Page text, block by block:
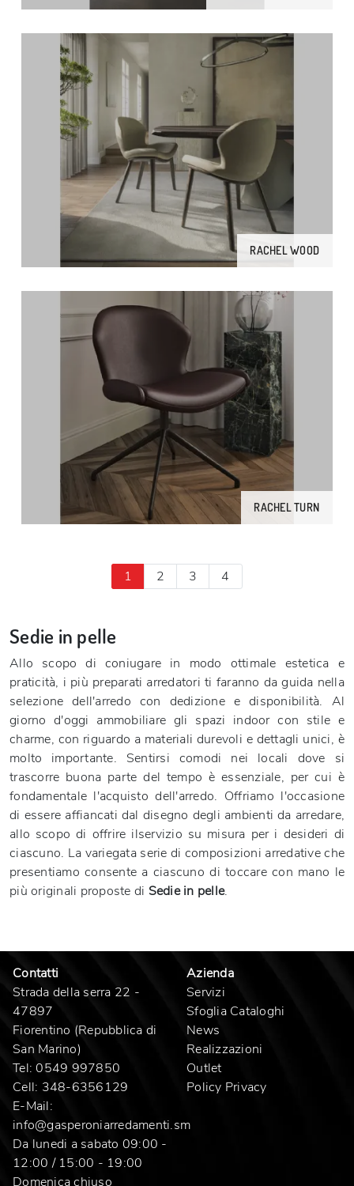
RACHEL WOOD
RACHEL TURN
1 2 3 4
Sedie in pelle
Allo scopo di coniugare in modo ottimale estetica e
praticità, i più preparati arredatori ti faranno da guida nella
selezione dell'arredo con dedizione e disponibilità. Al
giorno d'oggi ammobiliare gli spazi indoor con stile e
charme, con riguardo a materiali durevoli e dettagli unici, è
molto importante. Sentirsi comodi nei locali dove si
trascorre buona parte del tempo è essenziale, per cui è
fondamentale l'acquisto dell'arredo. Offriamo l'occasione
di essere affiancati dal disegno degli ambienti da arredare,
allo scopo di offrire ilservizio su misura per i desideri di
ciascuno. La variegata serie di composizioni arredative che
presentiamo consente a ciascuno di toccare con mano le
più originali proposte di Sedie in pelle.
Contatti
Strada della serra 22 -
47897
Fiorentino (Repubblica di
San Marino)
Tel: 0549 997850
Cell: 348-6356129
E-Mail:
info@gasperoniarredamenti.sm
Da lunedi a sabato 09:00 -
12:00 / 15:00 - 19:00
Domenica chiuso
Azienda
Servizi
Sfoglia Cataloghi
News
Realizzazioni
Outlet
Policy Privacy